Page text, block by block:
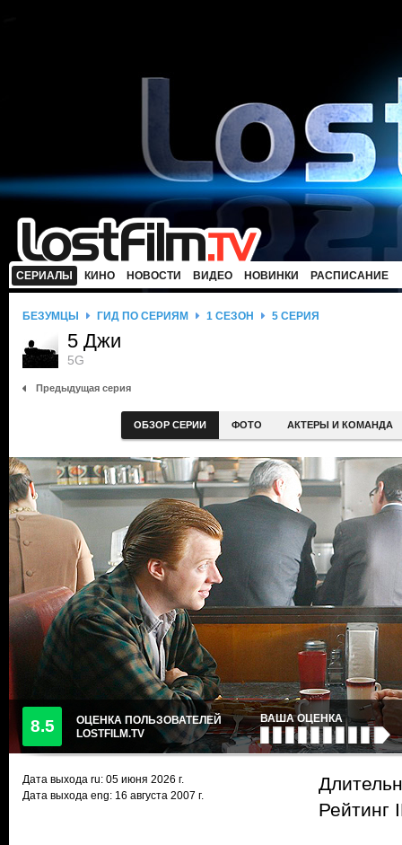
СЕРИАЛЫ КИНО НОВОСТИ ВИДЕО НОВИНКИ РАСПИСАНИЕ
БЕЗУМЦЫ ГИД ПО СЕРИЯМ 1 СЕЗОН 5 СЕРИЯ
5 Джи
5G
Предыдущая серия
ОБЗОР СЕРИИ ФОТО АКТЕРЫ И КОМАНДА
8.5
ОЦЕНКА ПОЛЬЗОВАТЕЛЕЙ
LOSTFILM.TV
ВАША ОЦЕНКА
Дата выхода ru: 05 июня 2026 г.
Дата выхода eng: 16 августа 2007 г.
Рейтинг